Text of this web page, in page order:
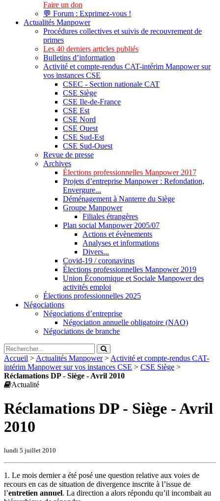
Faire un don
💬 Forum : Exprimez-vous !
Actualités Manpower
Procédures collectives et suivis de recouvrement de
primes
Les 40 derniers articles publiés
Bulletins d’information
Activité et compte-rendus CAT-intérim Manpower sur
vos instances CSE
CSEC - Section nationale CAT
CSE Siège
CSE Ile-de-France
CSE Est
CSE Nord
CSE Ouest
CSE Sud-Est
CSE Sud-Ouest
Revue de presse
Archives
Élections professionnelles Manpower 2017
Projets d’entreprise Manpower : Refondation,
Envergure...
Déménagement à Nanterre du Siège
Groupe Manpower
Filiales étrangères
Plan social Manpower 2005/07
Actions et évènements
Analyses et informations
Divers...
Covid-19 / coronavirus
Élections professionnelles Manpower 2019
Union Économique et Sociale Manpower des
activités emploi
Élections professionnelles 2025
Négociations
Négociations d’entreprise
Négociation annuelle obligatoire (NAO)
Négociations de branche
Accueil > Actualités Manpower> Activité et compte-rendus CAT-
intérim Manpower sur vos instances CSE > CSE Siège >
Réclamations DP - Siège - Avril 2010
Actualité
Réclamations DP - Siège - Avril
2010
lundi 5 juillet 2010
1. Le mois dernier a été posé une question relative aux voies de
recours en cas de situation de divergence inscrite à l’issue de
l’entretien annuel. La direction a alors répondu qu’il incombait au